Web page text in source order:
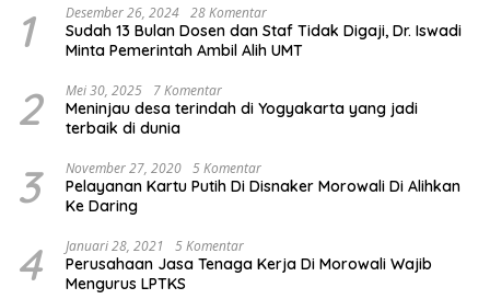
1 Desember 26, 2024 28 Komentar
Sudah 13 Bulan Dosen dan Staf Tidak Digaji, Dr. Iswadi
Minta Pemerintah Ambil Alih UMT
2 Mei 30, 2025 7 Komentar
Meninjau desa terindah di Yogyakarta yang jadi
terbaik di dunia
3 November 27, 2020 5 Komentar
Pelayanan Kartu Putih Di Disnaker Morowali Di Alihkan
Ke Daring
4 Januari 28, 2021 5 Komentar
Perusahaan Jasa Tenaga Kerja Di Morowali Wajib
Mengurus LPTKS